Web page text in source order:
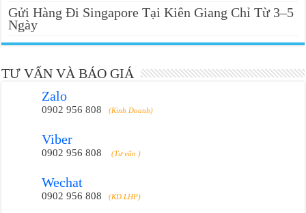
Gửi Hàng Đi Singapore Tại Kiên Giang Chỉ Từ 3–5
Ngày
TƯ VẤN VÀ BÁO GIÁ
Zalo
0902 956 808 (Kinh Doanh)
Viber
0902 956 808 (Tư vấn )
Wechat
0902 956 808 (KD LHP)